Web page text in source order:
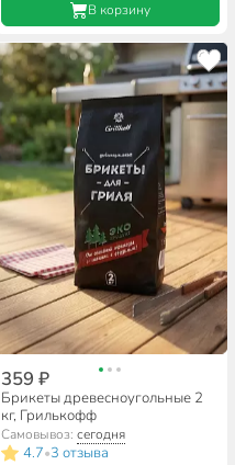
В корзину
359 ₽
Брикеты древесноугольные 2
кг, Грилькофф
Самовывоз: сегодня
4.7•3 отзыва